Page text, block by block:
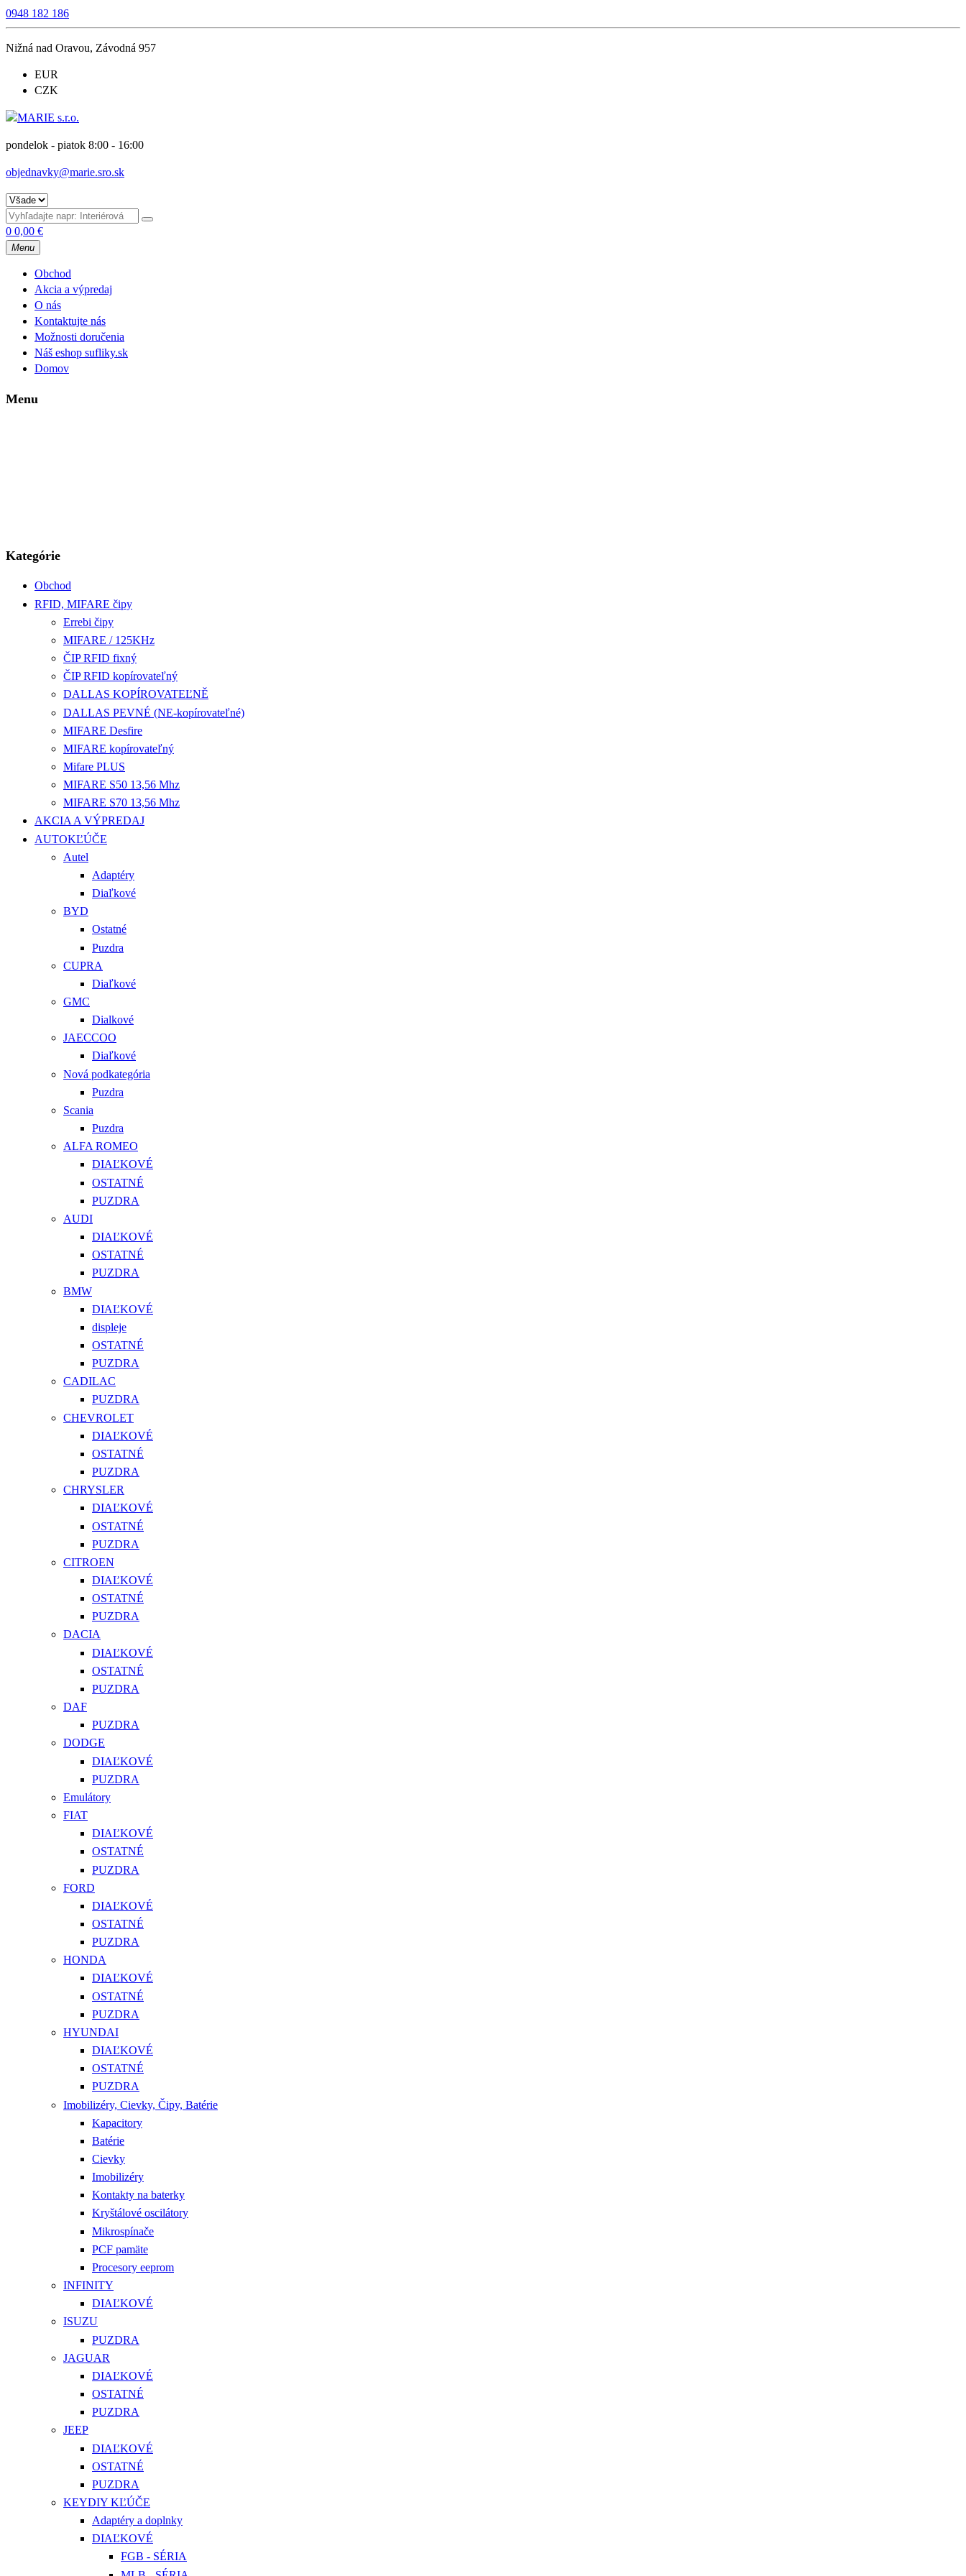
0948 182 186
Nižná nad Oravou, Závodná 957
EUR
CZK
pondelok - piatok 8:00 - 16:00
objednavky@marie.sro.sk
0 0,00 €
Menu
Obchod
Akcia a výpredaj
O nás
Kontaktujte nás
Možnosti doručenia
Náš eshop sufliky.sk
Domov
Menu
Kategórie
Obchod
RFID, MIFARE čipy
Errebi čipy
MIFARE / 125KHz
ČIP RFID fixný
ČIP RFID kopírovateľný
DALLAS KOPÍROVATEĽNĚ
DALLAS PEVNÉ (NE-kopírovateľné)
MIFARE Desfire
MIFARE kopírovateľný
Mifare PLUS
MIFARE S50 13,56 Mhz
MIFARE S70 13,56 Mhz
AKCIA A VÝPREDAJ
AUTOKĽÚČE
Autel
Adaptéry
Diaľkové
BYD
Ostatné
Puzdra
CUPRA
Diaľkové
GMC
Dialkové
JAECCOO
Diaľkové
Nová podkategória
Puzdra
Scania
Puzdra
ALFA ROMEO
DIAĽKOVÉ
OSTATNÉ
PUZDRA
AUDI
DIAĽKOVÉ
OSTATNÉ
PUZDRA
BMW
DIAĽKOVÉ
displeje
OSTATNÉ
PUZDRA
CADILAC
PUZDRA
CHEVROLET
DIAĽKOVÉ
OSTATNÉ
PUZDRA
CHRYSLER
DIAĽKOVÉ
OSTATNÉ
PUZDRA
CITROEN
DIAĽKOVÉ
OSTATNÉ
PUZDRA
DACIA
DIAĽKOVÉ
OSTATNÉ
PUZDRA
DAF
PUZDRA
DODGE
DIAĽKOVÉ
PUZDRA
Emulátory
FIAT
DIAĽKOVÉ
OSTATNÉ
PUZDRA
FORD
DIAĽKOVÉ
OSTATNÉ
PUZDRA
HONDA
DIAĽKOVÉ
OSTATNÉ
PUZDRA
HYUNDAI
DIAĽKOVÉ
OSTATNÉ
PUZDRA
Imobilizéry, Cievky, Čipy, Batérie
Kapacitory
Batérie
Cievky
Imobilizéry
Kontakty na baterky
Kryštálové oscilátory
Mikrospínače
PCF pamäte
Procesory eeprom
INFINITY
DIAĽKOVÉ
ISUZU
PUZDRA
JAGUAR
DIAĽKOVÉ
OSTATNÉ
PUZDRA
JEEP
DIAĽKOVÉ
OSTATNÉ
PUZDRA
KEYDIY KĽÚČE
Adaptéry a doplnky
DIAĽKOVÉ
FGB - SÉRIA